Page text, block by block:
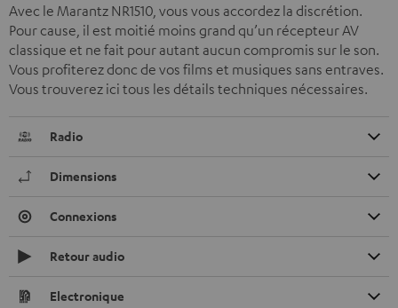
Avec le Marantz NR1510, vous vous accordez la discrétion.
Pour cause, il est moitié moins grand qu’un récepteur AV
classique et ne fait pour autant aucun compromis sur le son.
Vous profiterez donc de vos films et musiques sans entraves.
Vous trouverez ici tous les détails techniques nécessaires.
Radio
Dimensions
Connexions
Retour audio
Electronique